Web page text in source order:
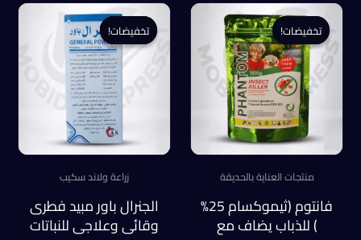
تخفيضات!
تخفيضات!
منتجات العناية بالحديقة
فانتوم (ثيموكسام 25%
) للذباب يضاف مع
تخفيضات!
تخفيضات!
زراعة ولاند سكيب
الجنرال باور مبيد فطرى
وقائى وعلاجى للنباتات